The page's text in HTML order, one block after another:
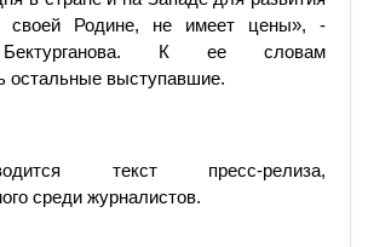
своей Родине, не имеет цены», -
Бектурганова. К ее словам
остальные выступавшие.
текст пресс-релиза,
среди журналистов.